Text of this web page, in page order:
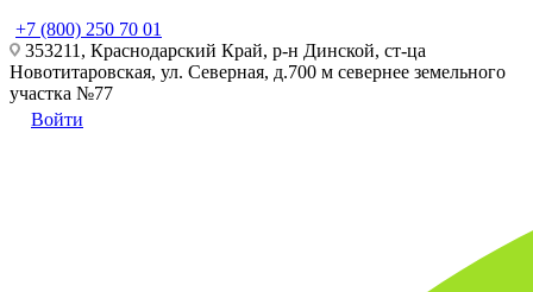
+7 (800) 250 70 01
353211, Краснодарский Край, р-н Динской, ст-ца
Новотитаровская, ул. Северная, д.700 м севернее земельного
участка №77
Войти